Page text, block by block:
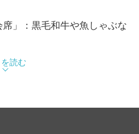
」：黒毛和牛や魚しゃぶな
とろける甘みの濃厚豆腐
食から最大24名様までの大
読む